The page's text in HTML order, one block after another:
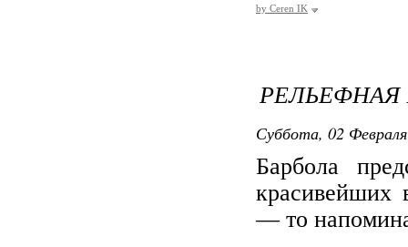
by Ceren IK
Суббота, 02
Барбола
красивейших
— то